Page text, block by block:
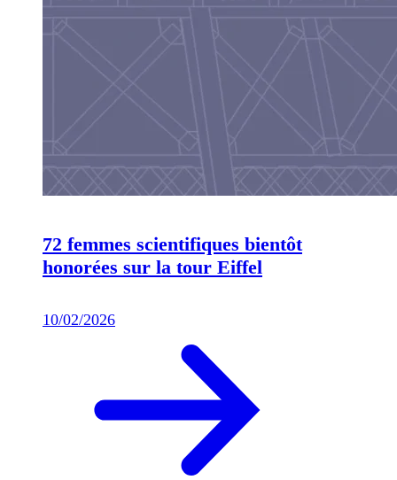
72 femmes scientifiques bientôt
honorées sur la tour Eiffel
10/02/2026